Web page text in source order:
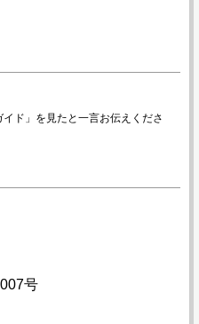
ド」を見たと一言お伝えくださ
号